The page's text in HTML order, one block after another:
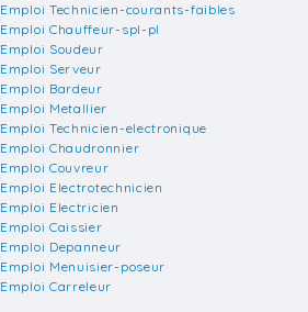
Emploi Technicien-courants-faibles
Emploi Chauffeur-spl-pl
Emploi Soudeur
Emploi Serveur
Emploi Bardeur
Emploi Metallier
Emploi Technicien-electronique
Emploi Chaudronnier
Emploi Couvreur
Emploi Electrotechnicien
Emploi Electricien
Emploi Caissier
Emploi Depanneur
Emploi Menuisier-poseur
Emploi Carreleur